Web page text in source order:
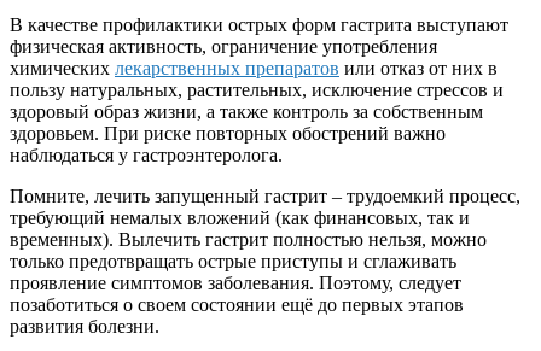
В качестве профилактики острых форм гастрита выступают
физическая активность, ограничение употребления
химических лекарственных препаратов или отказ от них в
пользу натуральных, растительных, исключение стрессов и
здоровый образ жизни, а также контроль за собственным
здоровьем. При риске повторных обострений важно
наблюдаться у гастроэнтеролога.
Помните, лечить запущенный гастрит – трудоемкий процесс,
требующий немалых вложений (как финансовых, так и
временных). Вылечить гастрит полностью нельзя, можно
только предотвращать острые приступы и сглаживать
проявление симптомов заболевания. Поэтому, следует
позаботиться о своем состоянии ещё до первых этапов
развития болезни.